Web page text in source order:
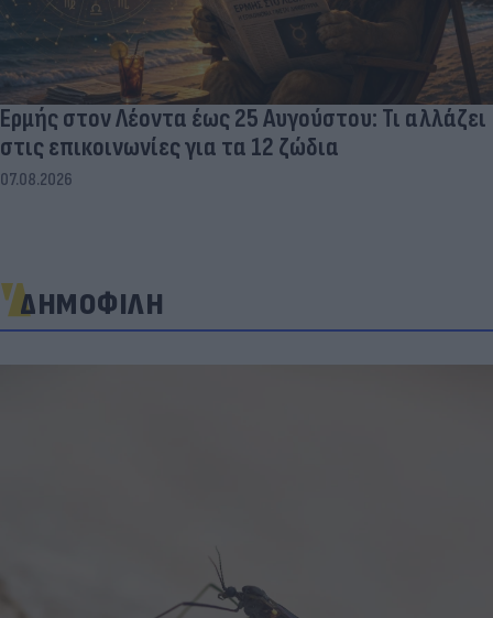
Ερμής στον Λέοντα έως 25 Αυγούστου: Τι αλλάζει
στις επικοινωνίες για τα 12 ζώδια
07.08.2026
ΔΗΜΟΦΙΛΗ